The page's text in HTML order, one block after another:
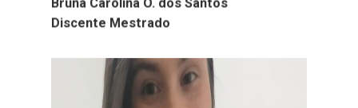
Discente Mestrado